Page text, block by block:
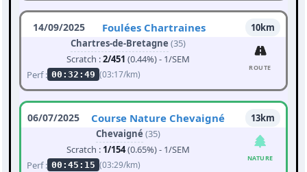
14/09/2025 Foulées Chartraines
10km
Chartres-de-Bretagne (35)
Scratch :2/451 (0.44%) - 1/SEM
Perf : 00:32:49 (03:17/km)
ROUTE
06/07/2025 Course Nature Chevaigné
13km
Chevaigné (35)
Scratch : 1/154(0.65%) - 1/SEM
Perf : 00:45:15 (03:29/km)
NATURE